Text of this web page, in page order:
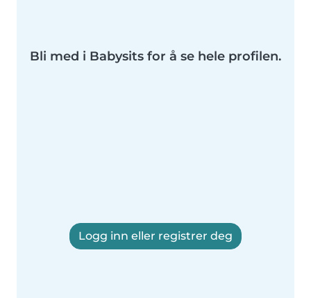
Bli med i Babysits for å se hele profilen.
Logg inn eller registrer deg